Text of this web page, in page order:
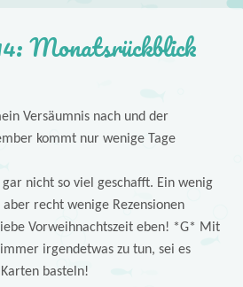
Monatsrückblick
Versäumnis nach und der
kommt nur wenige Tage
gar nicht so viel geschafft. Ein wenig
recht wenige Rezensionen
Vorweihnachtszeit eben! *G* Mit
irgendetwas zu tun, sei es
basteln!